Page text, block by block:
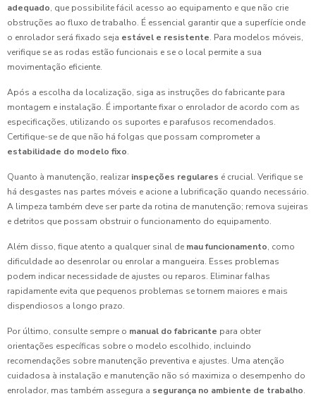
adequado, que possibilite fácil acesso ao equipamento e que não crie
obstruções ao fluxo de trabalho. É essencial garantir que a superfície onde
o enrolador será fixado seja estável e resistente. Para modelos móveis,
verifique se as rodas estão funcionais e se o local permite a sua
movimentação eficiente.
Após a escolha da localização, siga as instruções do fabricante para
montagem e instalação. É importante fixar o enrolador de acordo com as
especificações, utilizando os suportes e parafusos recomendados.
Certifique-se de que não há folgas que possam comprometer a
estabilidade do modelo fixo.
Quanto à manutenção, realizar inspeções regulares é crucial. Verifique se
há desgastes nas partes móveis e acione a lubrificação quando necessário.
A limpeza também deve ser parte da rotina de manutenção; remova sujeiras
e detritos que possam obstruir o funcionamento do equipamento.
Além disso, fique atento a qualquer sinal de mau funcionamento, como
dificuldade ao desenrolar ou enrolar a mangueira. Esses problemas
podem indicar necessidade de ajustes ou reparos. Eliminar falhas
rapidamente evita que pequenos problemas se tornem maiores e mais
dispendiosos a longo prazo.
Por último, consulte sempre o manual do fabricante para obter
orientações específicas sobre o modelo escolhido, incluindo
recomendações sobre manutenção preventiva e ajustes. Uma atenção
cuidadosa à instalação e manutenção não só maximiza o desempenho do
enrolador, mas também assegura a segurança no ambiente de trabalho.